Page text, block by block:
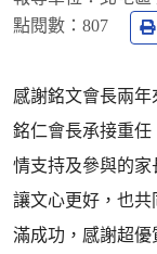
點閱數： 807
感謝銘文會長兩
銘仁會長承接重
情支持及參與的
讓文心更好，也共
滿成功，感謝超